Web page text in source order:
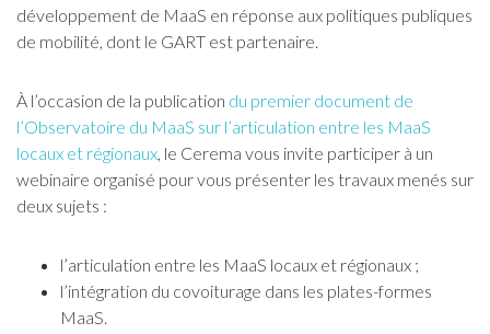
développement de MaaS en réponse aux politiques publiques
de mobilité, dont le GART est partenaire.
À l’occasion de la publication du premier document de
l’Observatoire du MaaS sur l’articulation entre les MaaS
locaux et régionaux , le Cerema vous invite participer à un
webinaire organisé pour vous présenter les travaux menés sur
deux sujets :
l’articulation entre les MaaS locaux et régionaux ;
l’intégration du covoiturage dans les plates-formes
MaaS.